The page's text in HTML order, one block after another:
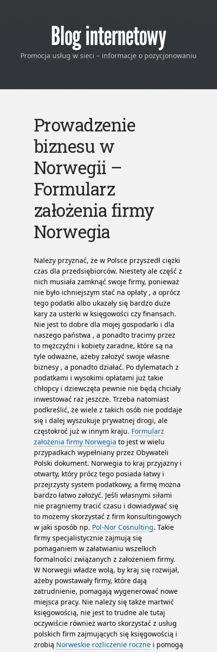
Blog internetowy
Promocja usług w sieci – informacje o pozycjonowaniu
Prowadzenie
biznesu w
Norwegii –
Formularz
założenia firmy
Norwegia
Należy przyznać, że w Polsce przyszedł ciężki
czas dla przedsiębiorców. Niestety ale część z
nich musiała zamknąć swoje firmy, ponieważ
nie było ichniejszym stać na opłaty , a oprócz
tego podatki albo ukazały się bardzo duże
kary za usterki w księgowości czy finansach.
Nie jest to dobre dla mojej gospodarki i dla
naszego państwa , a ponadto tracimy przez
to mężczyźni i kobiety zaradne, które są na
tyle odważne, ażeby założyć swoje własne
biznesy , a ponadto działać. Po dylematach z
podatkami i wysokimi opłatami już takie
chłopcy i dziewczęta pewnie nie będą chciały
inwestować raz jeszcze. Trzeba natomiast
podkreślić, że wiele z takich osób nie poddaje
się i dalej wyszukuje prywatnej drogi, ale
częstokroć już w innym kraju. Formularz
założenia firmy Norwegia to jest w wielu
przypadkach wypełniany przez Obywateli
Polski dokument. Norwegia to kraj przyjazny i
otwarty, który prócz tego posiada łatwy i
przejrzysty system podatkowy, a firmę można
bardzo łatwo założyć. Jeśli własnymi siłami
nie pragniemy tracić czasu i dowiadywać się
to możemy skorzystać z firm konsultingowych
w jaki sposób np. Pol-Nor Cosnulting. Takie
firmy specjalistycznie zajmują się
pomaganiem w załatwianiu wszelkich
formalności związanych z założeniem firmy.
W Norwegii władze wolą, by kraj się rozwijał,
ażeby powstawały firmy, które dają
zatrudnienie, pomagają wygenerować nowe
miejsca pracy. Nie należy się także martwić
księgowością, nie jest to trudne ale tutaj
oczywiście również warto skorzystać z usług
polskich firm zajmujących się księgowością i
zrobią Norweskie rozliczenie roczne i pomogą